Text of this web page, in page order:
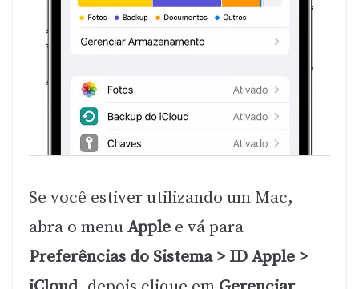
Se você estiver utilizando um Mac,
abra o menuApple e vá para
Preferências do Sistema > ID Apple >